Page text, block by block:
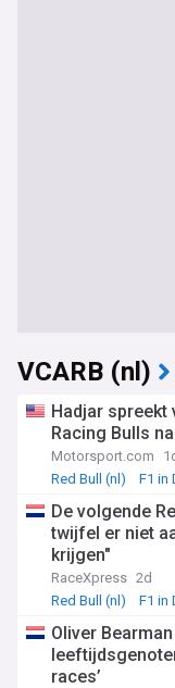
VCARB (nl)
Hadjar spreekt
Racing Bulls
Motorsport.com
Red Bull (nl)
F1 in
De volgende
twijfel er niet
krijgen"
RaceXpress 2d
Red Bull (nl)
F1 in
Oliver
races’